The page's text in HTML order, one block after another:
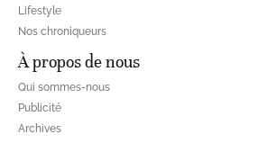
Lifestyle
Nos chroniqueurs
À propos de nous
Qui sommes-nous
Publicité
Archives